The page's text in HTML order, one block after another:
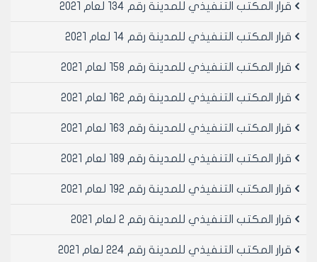
قرار المكتب التنفيذي للمدينة رقم 134 لعام 2021
قرار المكتب التنفيذي للمدينة رقم 14 لعام 2021
قرار المكتب التنفيذي للمدينة رقم 158 لعام 2021
قرار المكتب التنفيذي للمدينة رقم 162 لعام 2021
قرار المكتب التنفيذي للمدينة رقم 163 لعام 2021
قرار المكتب التنفيذي للمدينة رقم 189 لعام 2021
قرار المكتب التنفيذي للمدينة رقم 192 لعام 2021
قرار المكتب التنفيذي للمدينة رقم 2 لعام 2021
قرار المكتب التنفيذي للمدينة رقم 224 لعام 2021